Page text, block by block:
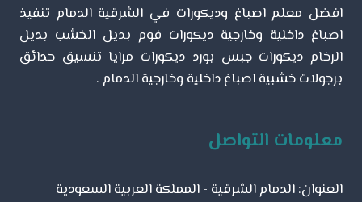
افضل معلم اصباغ وديكورات في الشرقية الدمام تنفيذ
اصباغ داخلية وخارجية ديكورات فوم بديل الخشب بديل
الرخام ديكورات جبس بورد ديكورات مرايا تنسيق حدائق
برجولات خشبية اصباغ داخلية وخارجية الدمام .
معلومات التواصل
العنوان: الدمام الشرقية - المملكة العربية السعودية